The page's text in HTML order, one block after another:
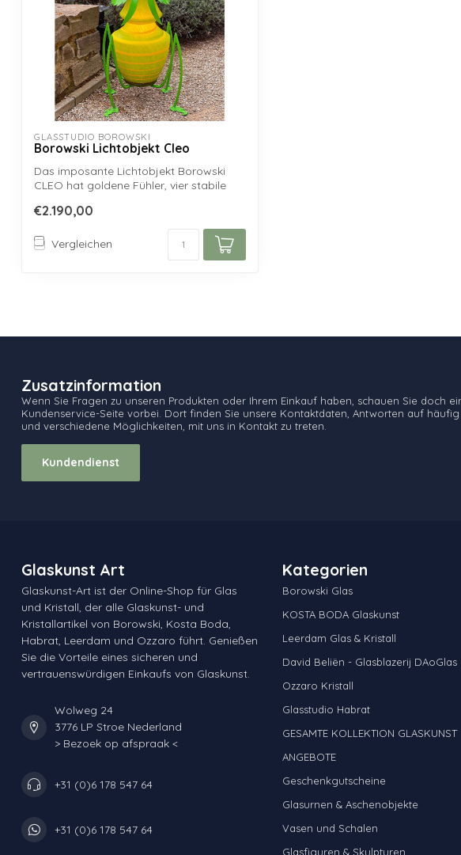
GLASSTUDIO BOROWSKI
Borowski Lichtobjekt Cleo
Das imposante Lichtobjekt Borowski
CLEO hat goldene Fühler, vier stabile
€2.190,00
Vergleichen
Zusatzinformation
Wenn Sie Fragen zu unseren Produkten oder Ihrem Einkauf haben, schauen Sie doch
Kundenservice-Seite vorbei. Dort finden Sie unsere Kontaktdaten, Antworten auf
und verschiedene Möglichkeiten, mit uns in Kontakt zu treten.
Kundendienst
Glaskunst Art
Glaskunst-Art ist der Online-Shop für Glas
und Kristall, der alle Glaskunst- und
Kristallartikel von Borowski, Kosta Boda,
Habrat, Leerdam und Ozzaro führt. Genießen
Sie die Vorteile eines sicheren und
vertrauenswürdigen Einkaufs von Glaskunst.
Wolweg 24
3776 LP Stroe Nederland
> Bezoek op afspraak <
+31 (0)6 178 547 64
+31 (0)6 178 547 64
Kategorien
Borowski Glas
KOSTA BODA Glaskunst
Leerdam Glas & Kristall
David Beliën - Glasblazerij DAoGlas
Ozzaro Kristall
Glasstudio Habrat
GESAMTE KOLLEKTION GLASKUNST
ANGEBOTE
Geschenkgutscheine
Glasurnen & Aschenobjekte
Vasen und Schalen
Glasfiguren & Skulpturen